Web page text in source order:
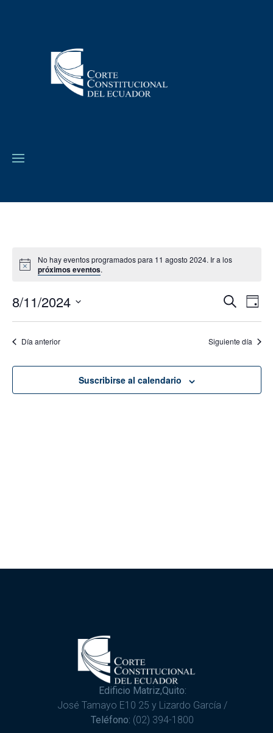
No hay eventos programados para 11 agosto 2024. Ir a los
próximos eventos.
de
vistas
de
Buscar
de
Día
8/11/2024
Día anterior Siguiente día
Suscribirse al calendario
Edificio Matriz,Quito:
José Tamayo E10 25 y Lizardo García /
Teléfono: (02) 394-1800